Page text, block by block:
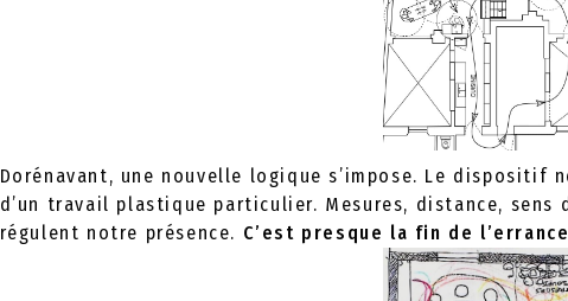
Dorénavant, une nouvelle logique s’impose. Le dispositif
d’un travail plastique particulier. Mesures, distance,
régulent notre présence. C’est presque la fin de